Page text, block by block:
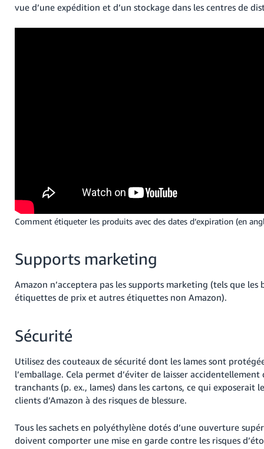
vue d’une expédition et d’un stockage dans les centres de
Comment étiqueter les produits avec des dates d’expiration (en
Supports marketing
Amazon n’acceptera pas les supports marketing (tels que les
étiquettes de prix et autres étiquettes non Amazon).
Sécurité
Utilisez des couteaux de sécurité dont les lames sont
l’emballage. Cela permet d’éviter de laisser accidentellement
tranchants (p. ex., lames) dans les cartons, ce qui exposerait
clients d’Amazon à des risques de blessure.
Tous les sachets en polyéthylène dotés d’une ouverture
doivent comporter une mise en garde contre les risques